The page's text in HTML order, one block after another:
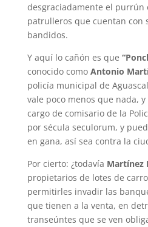
desgraciadamente el purrún
patrulleros que cuentan con
bandidos.
Y aquí lo cañón es que
conocido como Antonio
policía municipal de
vale poco menos que nada,
cargo de comisario de la
por sécula seculorum, y
en gana, así sea contra la
Por cierto: ¿todavía Martínez
propietarios de lotes de
permitirles invadir las
que tienen a la venta, en
transeúntes que se ven